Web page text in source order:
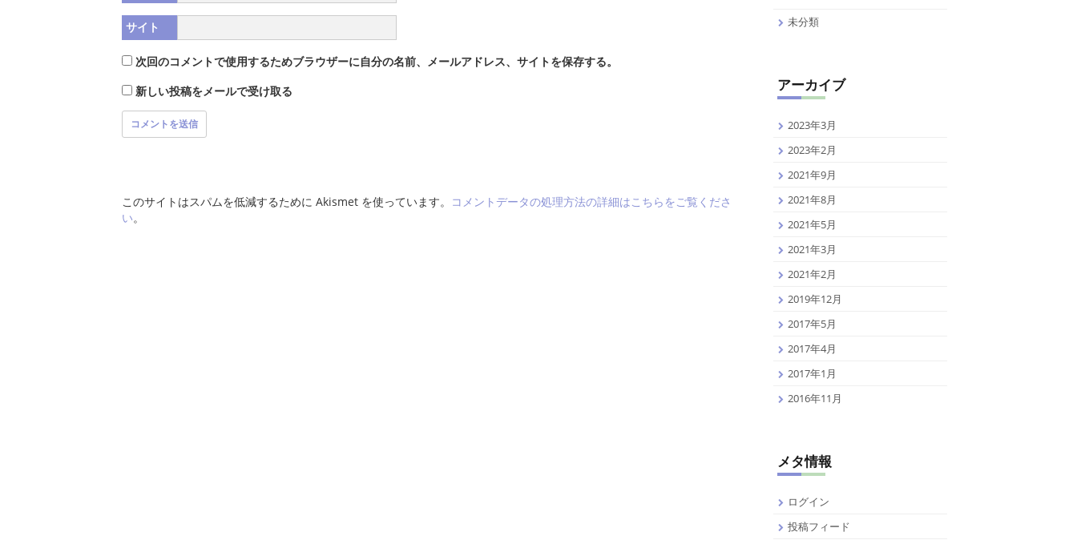
サイト
次回のコメントで使用するためブラウザーに自分の名前、メールアドレス、サイトを保存する。
新しい投稿をメールで受け取る
このサイトはスパムを低減するために Akismet を使っています。
コメントデータの処理方法の詳細はこちらをご覧くださ
い。
未分類
アーカイブ
2023年3月
2023年2月
2021年9月
2021年8月
2021年5月
2021年3月
2021年2月
2019年12月
2017年5月
2017年4月
2017年1月
2016年11月
メタ情報
ログイン
投稿フィード